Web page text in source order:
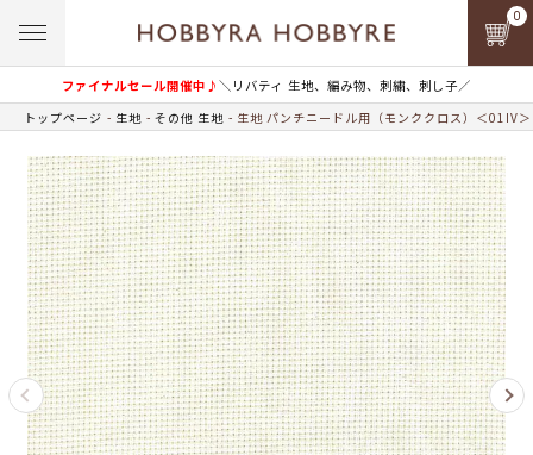
ファイナルセール開催中♪＼リバティ 生地、編み物、刺繍、刺し子／
0
トップページ 生地 その他 生地 生地 パンチニードル用（モンククロス）＜01IV＞